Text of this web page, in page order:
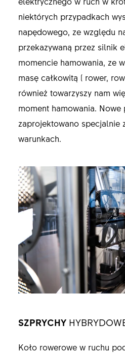
niektórych przypadkach
napędowego, ze względu
przekazywaną przez silnik
momencie hamowania, ze
masę całkowitą ( rower,
również towarzyszy nam
moment hamowania.
zaprojektowano specjalnie
warunkach.
SZPRYCHY
Koło rowerowe w ruchu